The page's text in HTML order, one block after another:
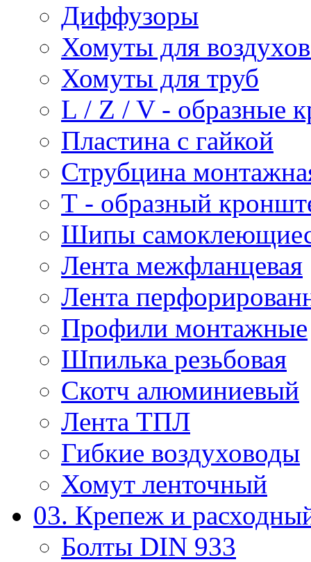
Диффузоры
Хомуты для
Хомуты для труб
L / Z / V - образные
Пластина с гайкой
Струбцина
Т - образный
Шипы
Лента межфланцевая
Лента
Профили монтажные
Шпилька резьбовая
Скотч алюминиевый
Лента ТПЛ
Гибкие воздуховоды
Хомут ленточный
03. Крепеж и
Болты DIN 933